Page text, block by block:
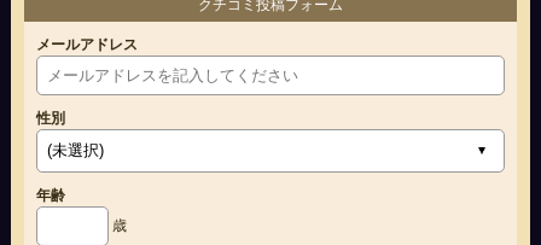
クチコミ投稿フォーム
メールアドレス
性別
年齢
歳